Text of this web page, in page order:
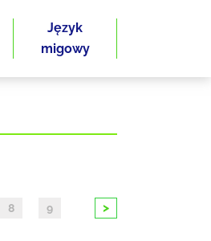
Język
migowy
8 9 >